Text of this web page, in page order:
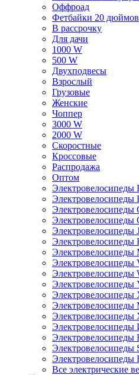
Оффроад
Фетбайки 20 дюймов
В рассрочку
Для дачи
1000 W
500 W
Двухподвесы
Взрослый
Грузовые
Женские
Чоппер
3000 W
2000 W
Скоростные
Кроссовые
Распродажа
Оптом
Электровелосипеды
Электровелосипеды
Электровелосипеды
Электровелосипеды
Электровелосипеды
Электровелосипеды
Электровелосипеды
Электровелосипеды
Электровелосипеды
Электровелосипеды
Электровелосипеды
Электровелосипеды
Электровелосипеды
Электровелосипеды
Электровелосипеды
Электровелосипеды
Все электрические